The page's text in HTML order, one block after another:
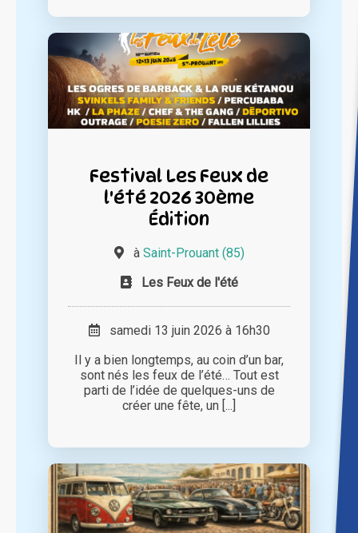
Festival Les Feux de
l'été 2026 30ème
Édition
à Saint-Prouant (85)
Les Feux de l'été
samedi 13 juin 2026 à 16h30
Il y a bien longtemps, au coin d’un bar,
sont nés les feux de l’été… Tout est
parti de l’idée de quelques-uns de
créer une fête, un [...]